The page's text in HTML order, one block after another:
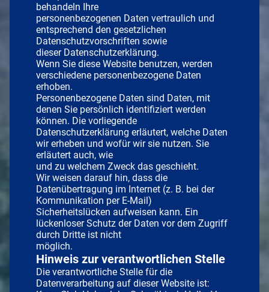
behandeln Ihre
personenbezogenen Daten vertraulich und
entsprechend den gesetzlichen
Datenschutzvorschriften sowie
dieser Datenschutzerklärung.
Wenn Sie diese Website benutzen, werden
verschiedene personenbezogene Daten
erhoben.
Personenbezogene Daten sind Daten, mit
denen Sie persönlich identifiziert werden
können. Die vorliegende
Datenschutzerklärung erläutert, welche Daten
wir erheben und wofür wir sie nutzen. Sie
erläutert auch, wie
und zu welchem Zweck das geschieht.
Wir weisen darauf hin, dass die
Datenübertragung im Internet (z. B. bei der
Kommunikation per E-Mail)
Sicherheitslücken aufweisen kann. Ein
lückenloser Schutz der Daten vor dem Zugriff
durch Dritte ist nicht
möglich.
Hinweis zur verantwortlichen Stelle
Die verantwortliche Stelle für die
Datenverarbeitung auf dieser Website ist: